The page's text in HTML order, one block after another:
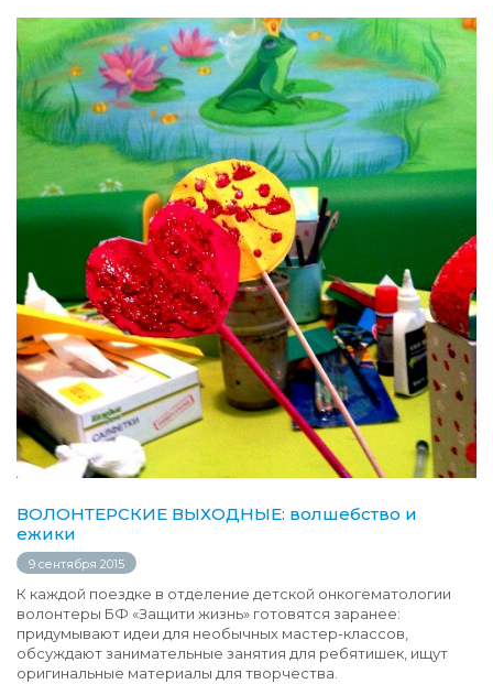
ВОЛОНТЕРСКИЕ ВЫХОДНЫЕ: волшебство и
ежики
9 сентября 2015
К каждой поездке в отделение детской онкогематологии
волонтеры БФ «Защити жизнь» готовятся заранее:
придумывают идеи для необычных мастер-классов,
обсуждают занимательные занятия для ребятишек, ищут
оригинальные материалы для творчества.